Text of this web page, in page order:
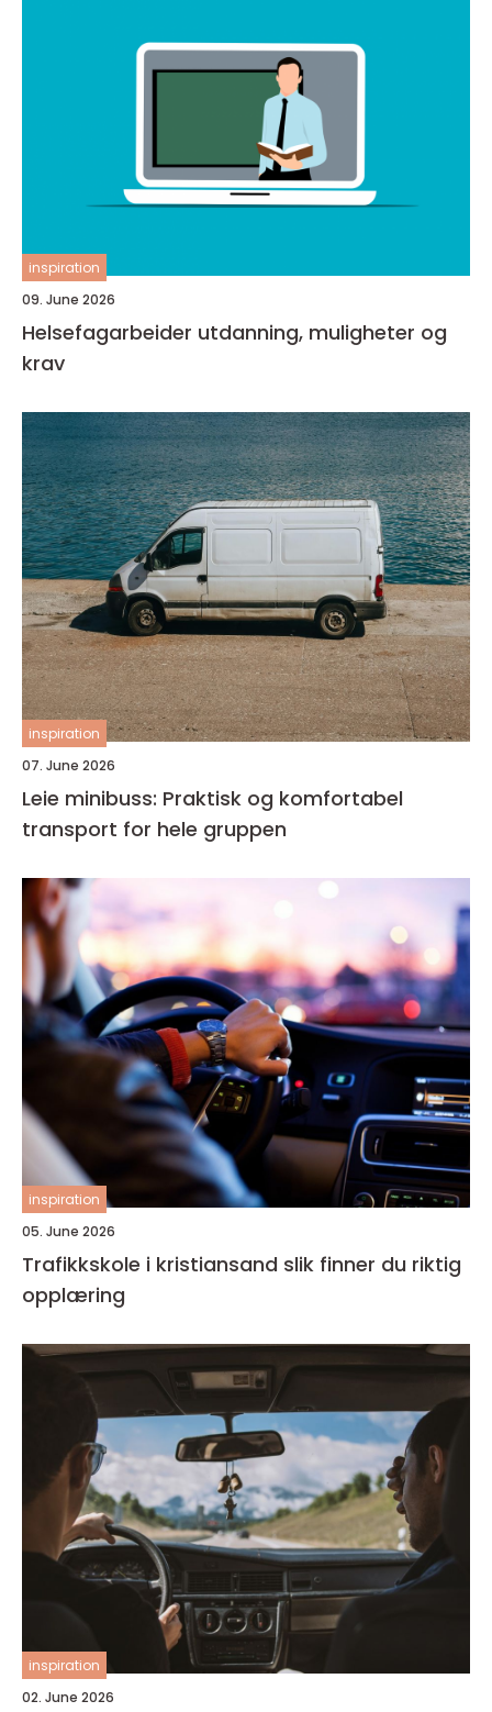
inspiration
09. June 2026
Helsefagarbeider utdanning, muligheter og
krav
inspiration
07. June 2026
Leie minibuss: Praktisk og komfortabel
transport for hele gruppen
inspiration
05. June 2026
Trafikkskole i kristiansand slik finner du riktig
opplæring
inspiration
02. June 2026